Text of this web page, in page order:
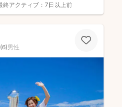
終アクティブ： 7日以上前
(6)男性